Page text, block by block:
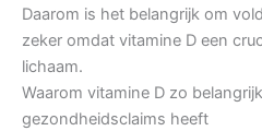
Daarom is het belangrijk om
zeker omdat vitamine D een
lichaam.
Waarom vitamine D zo
gezondheidsclaims heeft